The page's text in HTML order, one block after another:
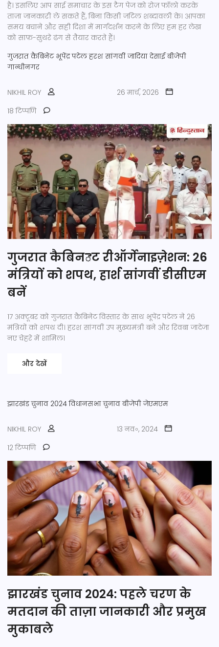
है। इसलिए आप साई समाचार के इस टैग पेज को रोज़ फॉलो करके
ताज़ा जानकारी ले सकते हैं, बिना किसी जटिल शब्दावली के। आपका
समय बचाने और सही दिशा में मार्गदर्शन करने के लिए हम हर लेख
को साफ़-सुथरे ढंग से तैयार करते हैं।
गुजरात कैबिनेट भूपेंद्र पटेल हरश सांगवीं जादिया देसाई बीजेपी
गान्धीनगर
NIKHIL ROY
26 मार्च, 2026
18 टिप्पणि
गुजरात कैबिनెट रीऑर्गेनाइज़ेशन: 26
मंत्रियों को शपथ, हार्श सांगवीं डीसीएम
बनें
17 अक्टूबर को गुजरात कैबिनेट विस्तार के साथ भूपेंद्र पटेल ने 26
मंत्रियों को शपथ दी। हरश सांगवीं उप मुख्यमंत्री बने और रिवबा जादेजा
नए चेहरे में शामिल।
और देखें
झारखंड चुनाव 2024 विधानसभा चुनाव बीजेपी जेएमएम
NIKHIL ROY
13 नव॰, 2024
12 टिप्पणि
झारखंड चुनाव 2024: पहले चरण के
मतदान की ताज़ा जानकारी और प्रमुख
मुकाबले